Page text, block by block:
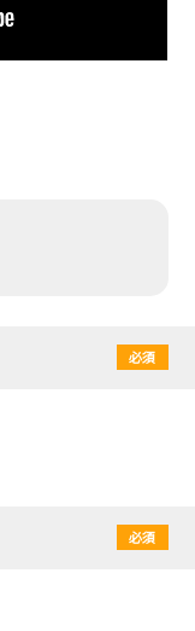
必須
必須